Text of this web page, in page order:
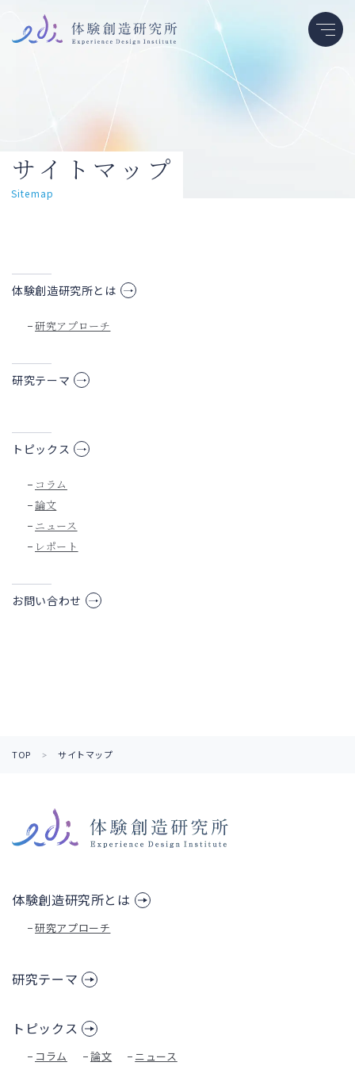
サイトマップ
Sitemap
体験創造研究所とは
研究アプローチ
研究テーマ
トピックス
コラム
論文
ニュース
レポート
お問い合わせ
TOP サイトマップ
体験創造研究所とは
研究アプローチ
研究テーマ
トピックス
コラム 論文 ニュース